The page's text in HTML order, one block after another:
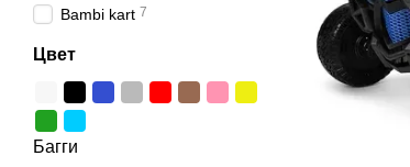
Bambi kart 7
Цвет
Багги